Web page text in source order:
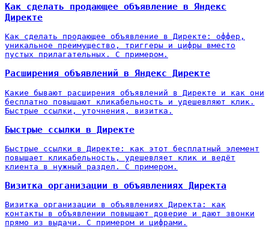
Как сделать продающее объявление в Яндекс
Директе
Как сделать продающее объявление в Директе: оффер,
уникальное преимущество, триггеры и цифры вместо
пустых прилагательных. С примером.
Расширения объявлений в Яндекс Директе
Какие бывают расширения объявлений в Директе и как они
бесплатно повышают кликабельность и удешевляют клик.
Быстрые ссылки, уточнения, визитка.
Быстрые ссылки в Директе
Быстрые ссылки в Директе: как этот бесплатный элемент
повышает кликабельность, удешевляет клик и ведёт
клиента в нужный раздел. С примером.
Визитка организации в объявлениях Директа
Визитка организации в объявлениях Директа: как
контакты в объявлении повышают доверие и дают звонки
прямо из выдачи. С примером и цифрами.